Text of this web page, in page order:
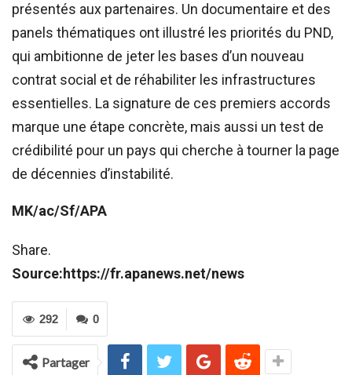
présentés aux partenaires. Un documentaire et des
panels thématiques ont illustré les priorités du PND,
qui ambitionne de jeter les bases d’un nouveau
contrat social et de réhabiliter les infrastructures
essentielles. La signature de ces premiers accords
marque une étape concrète, mais aussi un test de
crédibilité pour un pays qui cherche à tourner la page
de décennies d’instabilité.
MK/ac/Sf/APA
Share.
Source:https://fr.apanews.net/news
0
292
Partager